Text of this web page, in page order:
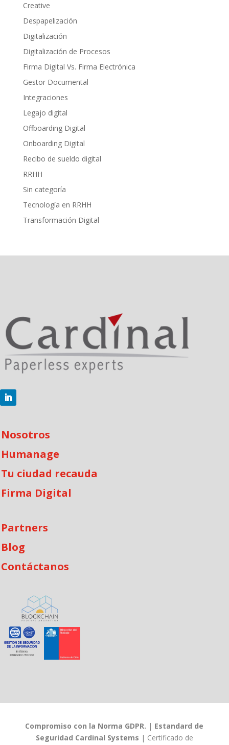
Creative
Despapelización
Digitalización
Digitalización de Procesos
Firma Digital Vs. Firma Electrónica
Gestor Documental
Integraciones
Legajo digital
Offboarding Digital
Onboarding Digital
Recibo de sueldo digital
RRHH
Sin categoría
Tecnología en RRHH
Transformación Digital
Nosotros
Humanage
Tu ciudad recauda
Firma Digital
Partners
Blog
Contáctanos
Compromiso con la Norma GDPR. | Estandard de
Seguridad Cardinal Systems | Certificado de